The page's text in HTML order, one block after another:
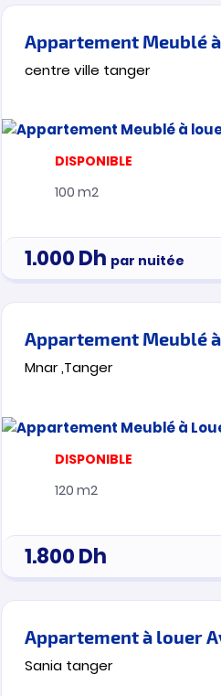
Appartement Meublé
centre ville tanger
DISPONIBLE
100 m2
1.000Dh par nuitée
Appartement Meublé
Mnar ,Tanger
DISPONIBLE
120 m2
1.800Dh
Sania tanger